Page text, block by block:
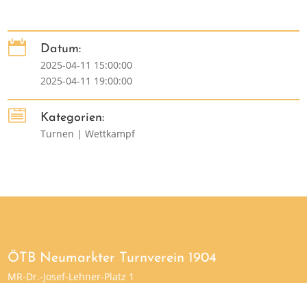

Datum:
2025-04-11 15:00:00
2025-04-11 19:00:00

Kategorien:
Turnen | Wettkampf
ÖTB Neumarkter Turnverein 1904
MR-Dr.-Josef-Lehner-Platz 1